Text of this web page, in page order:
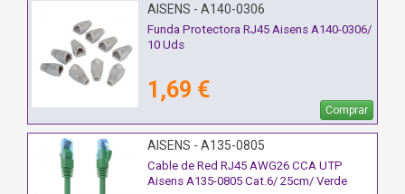
AISENS - A140-0306
Funda Protectora RJ45 Aisens A140-0306/
10 Uds
1,69 €
Comprar
AISENS - A135-0805
Cable de Red RJ45 AWG26 CCA UTP
Aisens A135-0805 Cat.6/ 25cm/ Verde